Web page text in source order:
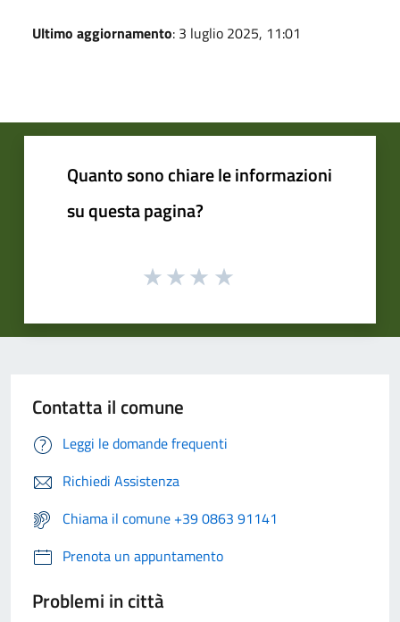
Ultimo aggiornamento: 3 luglio 2025, 11:01
Quanto sono chiare le informazioni
su questa pagina?
Contatta il comune
Leggi le domande frequenti
Richiedi Assistenza
Chiama il comune +39 0863 91141
Prenota un appuntamento
Problemi in città